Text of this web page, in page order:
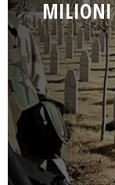
MILIONI